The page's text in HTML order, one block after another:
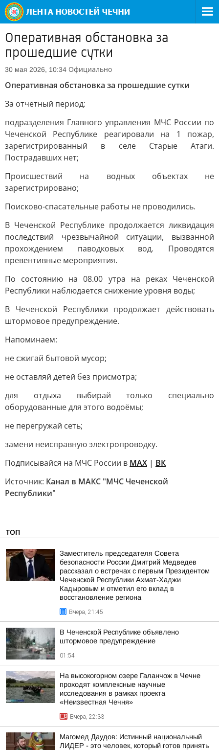
Оперативная обстановка за
прошедшие сутки
30 мая 2026, 10:34 Официально
Оперативная обстановка за прошедшие сутки
За отчетный период:
подразделения Главного управления МЧС России по
Чеченской Республике реагировали на 1 пожар,
зарегистрированный в селе Старые Атаги.
Пострадавших нет;
Происшествий на водных объектах не
зарегистрировано;
Поисково-спасательные работы не проводились.
В Чеченской Республике продолжается ликвидация
последствий чрезвычайной ситуации, вызванной
прохождением паводковых вод. Проводятся
превентивные мероприятия.
По состоянию на 08.00 утра на реках Чеченской
Республики наблюдается снижение уровня воды;
В Чеченской Республики продолжает действовать
штормовое предупреждение.
Напоминаем:
не сжигай бытовой мусор;
не оставляй детей без присмотра;
для отдыха выбирай только специально
оборудованные для этого водоёмы;
не перегружай сеть;
замени неисправную электропроводку.
Подписывайся на МЧС России в MAX | ВК
Источник: Канал в МАКС "МЧС Чеченской
Республики"
ТОП
Заместитель председателя Совета
безопасности России Дмитрий Медведев
рассказал о встречах с первым Президентом
Чеченской Республики Ахмат-Хаджи
Кадыровым и отметил его вклад в
восстановление региона
Вчера, 21:45
В Чеченской Республике объявлено
штормовое предупреждение
01:54
На высокогорном озере Галанчож в Чечне
проходят комплексные научные
исследования в рамках проекта
«Неизвестная Чечня»
Вчера, 22:33
Магомед Даудов: Истинный национальный
ЛИДЕР - это человек, который готов принять